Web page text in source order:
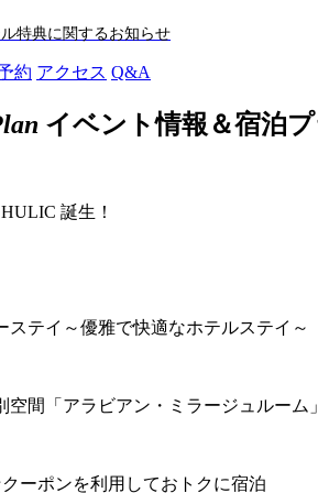
特典に関するお知らせ
約 アクセス Q&A
イベント情報＆宿泊
HULIC 誕生！
ステイ～優雅で快適なホテルステイ～
空間「アラビアン・ミラージュルーム
ーポンを利用しておトクに宿泊